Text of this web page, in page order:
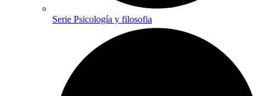
Serie Psicología y filosofia